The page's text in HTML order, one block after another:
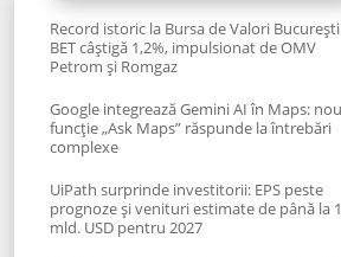
Record istoric la Bursa de Valori
BET câștigă 1,2%, impulsionat de OMV
Petrom și Romgaz
Google integrează Gemini AI în Maps:
funcție „Ask Maps” răspunde la întrebări
complexe
UiPath surprinde investitorii: EPS peste
prognoze și venituri estimate de până la
mld. USD pentru 2027